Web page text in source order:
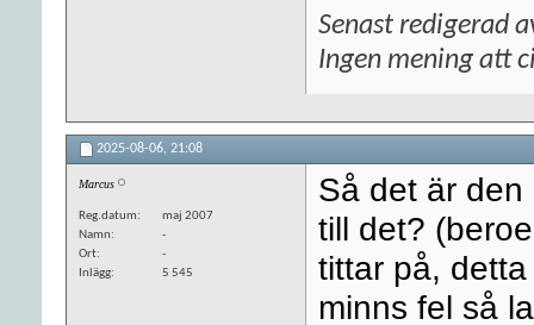
Senast redigerad
Ingen mening att
2025-08-06, 21:08
Marcus
Reg.datum
maj 2007
Namn
-
Ort
-
Inlägg
5 545
Så det är den
till det?
tittar på,
minns fel så